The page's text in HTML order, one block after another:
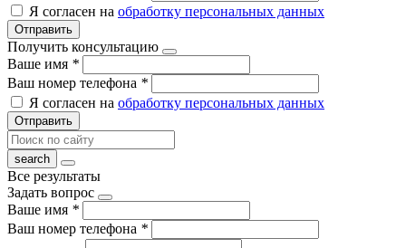
Я согласен на обработку персональных данных
Отправить
Получить консультацию
Ваше имя *
Ваш номер телефона *
Я согласен на обработку персональных данных
Отправить
Все результаты
Задать вопрос
Ваше имя *
Ваш номер телефона *